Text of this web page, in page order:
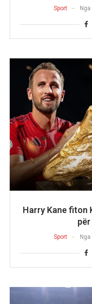
Sport Nga
Harry Kane fiton
Sport Nga